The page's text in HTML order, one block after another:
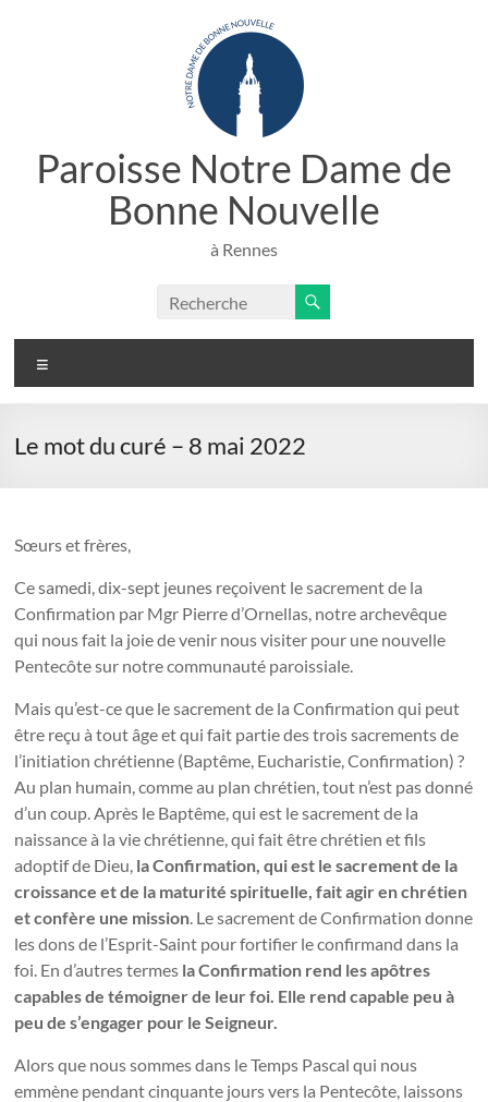
Paroisse Notre Dame de
Bonne Nouvelle
à Rennes
Le mot du curé – 8 mai 2022
Sœurs et frères,
Ce samedi, dix-sept jeunes reçoivent le sacrement de la
Confirmation par Mgr Pierre d’Ornellas, notre archevêque
qui nous fait la joie de venir nous visiter pour une nouvelle
Pentecôte sur notre communauté paroissiale.
Mais qu’est-ce que le sacrement de la Confirmation qui peut
être reçu à tout âge et qui fait partie des trois sacrements de
l’initiation chrétienne (Baptême, Eucharistie, Confirmation) ?
Au plan humain, comme au plan chrétien, tout n’est pas donné
d’un coup. Après le Baptême, qui est le sacrement de la
naissance à la vie chrétienne, qui fait être chrétien et fils
adoptif de Dieu, la Confirmation, qui est le sacrement de la
croissance et de la maturité spirituelle, fait agir en chrétien
et confère une mission. Le sacrement de Confirmation donne
les dons de l’Esprit-Saint pour fortifier le confirmand dans la
foi. En d’autres termes la Confirmation rend les apôtres
capables de témoigner de leur foi. Elle rend capable peu à
peu de s’engager pour le Seigneur.
Alors que nous sommes dans le Temps Pascal qui nous
emmène pendant cinquante jours vers la Pentecôte, laissons